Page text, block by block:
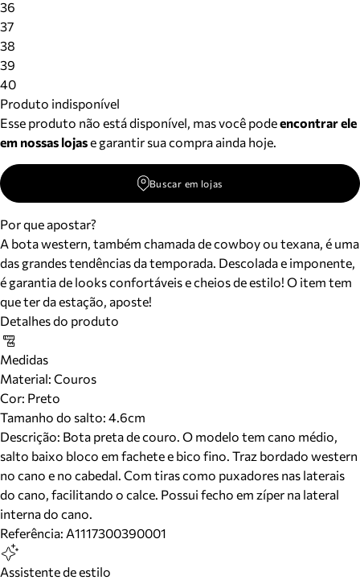
36
37
38
39
40
Produto indisponível
Esse produto não está disponível, mas você podeencontrar ele
em nossas lojase garantir sua compra ainda hoje.
Buscar em lojas
Por que apostar?
A bota western, também chamada de cowboy ou texana, é uma
das grandes tendências da temporada. Descolada e imponente,
é garantia de looks confortáveis e cheios de estilo! O item tem
que ter da estação, aposte!
Detalhes do produto
Medidas
Material: Couros
Cor: Preto
Tamanho do salto: 4.6cm
Descrição: Bota preta de couro. O modelo tem cano médio,
salto baixo bloco em fachete e bico fino. Traz bordado western
no cano e no cabedal. Com tiras como puxadores nas laterais
do cano, facilitando o calce. Possui fecho em zíper na lateral
interna do cano.
Referência: A1117300390001
Assistente de estilo